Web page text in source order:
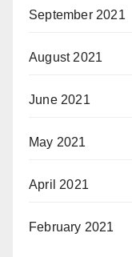
September 2021
August 2021
June 2021
May 2021
April 2021
February 2021